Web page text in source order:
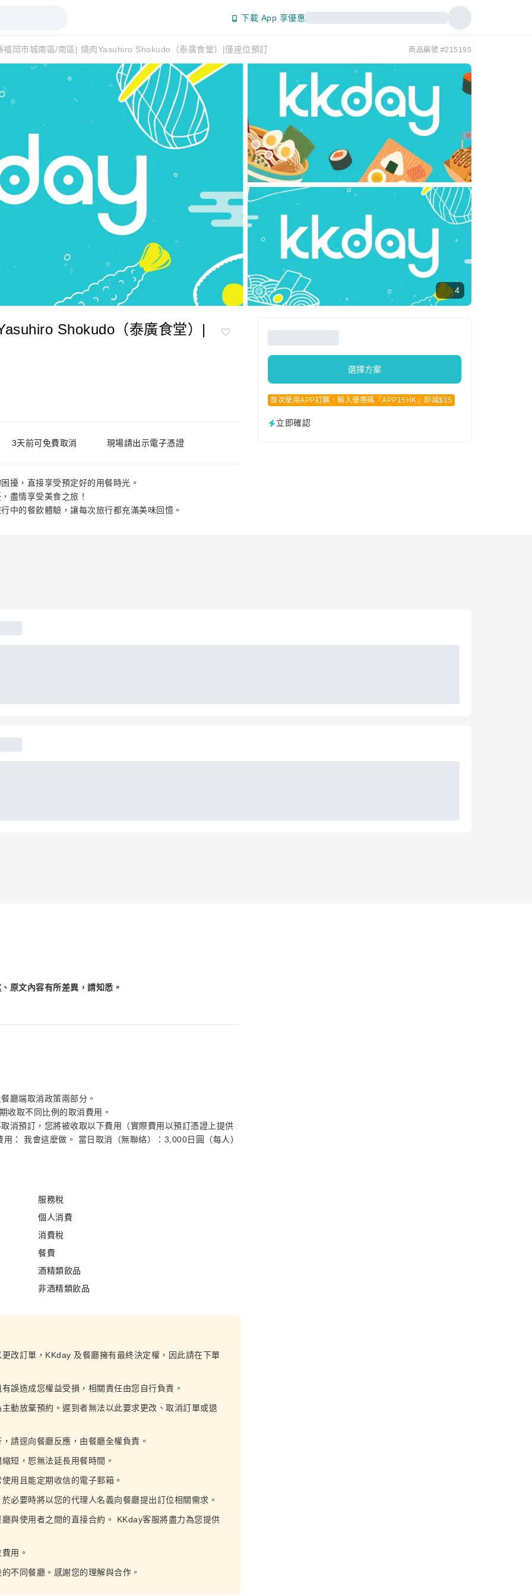
下載 App 享優惠
福岡市城南區/南區| 燒肉Yasuhiro Shokudo（泰廣食堂）|僅座位預訂 商品編號 #215195
4
Shokudo（泰廣食堂）|
3天前可免費取消 現場請出示電子憑證
擾，直接享受預定好的用餐時光。
盡情享受美食之旅！
中的餐飲體驗，讓每次旅行都充滿美味回憶。
選擇方案
首次使用APP訂購，輸入優惠碼「APP15HK」即減$15
立即確認
原文內容有所差異，請知悉。
廳端取消政策兩部分。
收取不同比例的取消費用。
消預訂，您將被收取以下費用（實際費用以預訂憑證上提供
： 我會這麼做。 當日取消（無聯絡）：3,000日圓（每人）
服務稅
個人消費
消費稅
餐費
酒精類飲品
非酒精類飲品
改訂單，KKday 及餐廳擁有最終決定權，因此請在下單
誤造成您權益受損，相關責任由您自行負責。
動放棄預約。遲到者無法以此要求更改、取消訂單或退
請逕向餐廳反應，由餐廳全權負責。
短，恕無法延長用餐時間。
用且能定期收信的電子郵箱。
必要時將以您的代理人名義向餐廳提出訂位相關需求。
與使用者之間的直接合約。 KKday客服將盡力為您提供
用。
不同餐廳。感謝您的理解與合作。